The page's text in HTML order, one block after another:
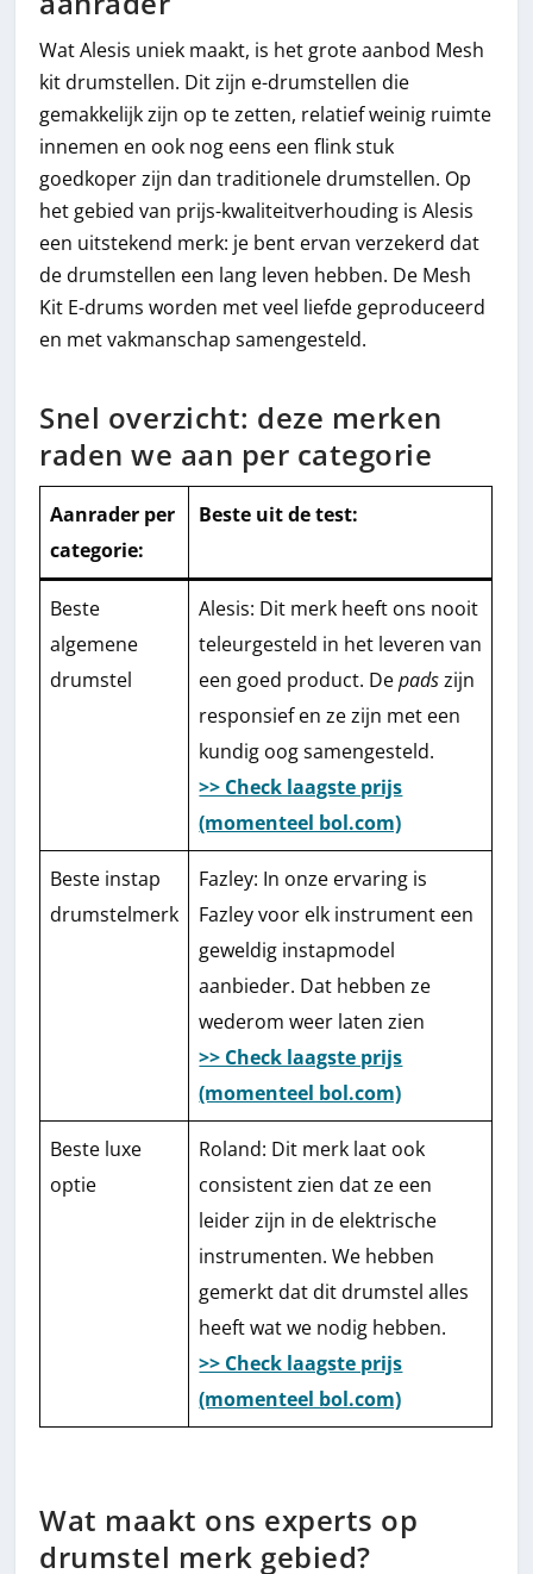
Wat Alesis uniek maakt, is het grote aanbod Mesh
kit drumstellen. Dit zijn e-drumstellen die
gemakkelijk zijn op te zetten, relatief weinig ruimte
innemen en ook nog eens een flink stuk
goedkoper zijn dan traditionele drumstellen. Op
het gebied van prijs-kwaliteitverhouding is Alesis
een uitstekend merk: je bent ervan verzekerd dat
de drumstellen een lang leven hebben. De Mesh
Kit E-drums worden met veel liefde geproduceerd
en met vakmanschap samengesteld.
Snel overzicht: deze merken
raden we aan per categorie
Aanrader per
categorie:
Beste uit de test:
Beste
algemene
drumstel
Alesis: Dit merk heeft ons nooit
teleurgesteld in het leveren van
een goed product. Depadszijn
responsief en ze zijn met een
kundig oog samengesteld.
>> Check laagste prijs
(momenteel bol.com)
Beste instap
drumstelmerk
Fazley: In onze ervaring is
Fazley voor elk instrument een
geweldig instapmodel
aanbieder. Dat hebben ze
wederom weer laten zien
>> Check laagste prijs
(momenteel bol.com)
Beste luxe
optie
Roland: Dit merk laat ook
consistent zien dat ze een
leider zijn in de elektrische
instrumenten. We hebben
gemerkt dat dit drumstel alles
heeft wat we nodig hebben.
>> Check laagste prijs
(momenteel bol.com)
Wat maakt ons experts op
drumstel merk gebied?